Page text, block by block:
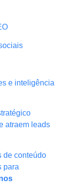
e inteligência
atraem leads
de conteúdo
para